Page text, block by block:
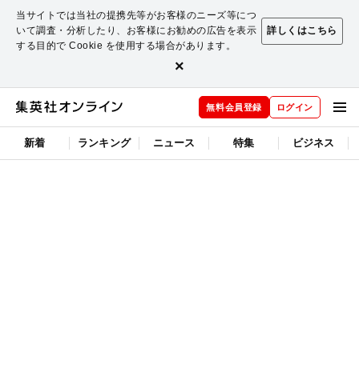
当サイトでは当社の提携先等がお客様のニーズ等につ
いて調査・分析したり、お客様にお勧めの広告を表示
する目的で Cookie を使用する場合があります。
詳しくはこちら
×
無料会員登録 ログイン
新着 ランキング ニュース 特集 ビジネス